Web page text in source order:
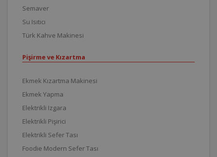
Semaver
Su Isıtıcı
Türk Kahve Makinesi
Pişirme ve Kızartma
Ekmek Kızartma Makinesi
Ekmek Yapma
Elektrikli Izgara
Elektrikli Pişirici
Elektrikli Sefer Tası
Foodie Modern Sefer Tası